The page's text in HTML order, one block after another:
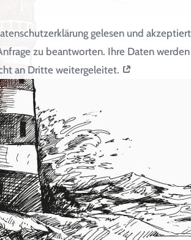
gelesen und
zu beantworten. Ihre Daten
an Dritte weitergeleitet.